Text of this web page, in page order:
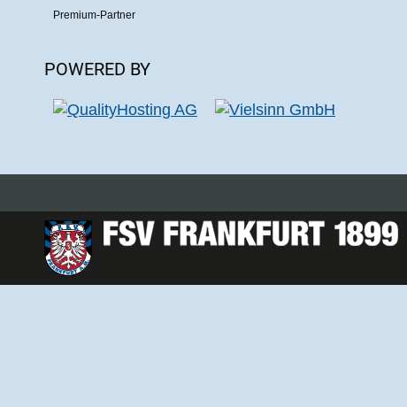
Premium-Partner
POWERED BY